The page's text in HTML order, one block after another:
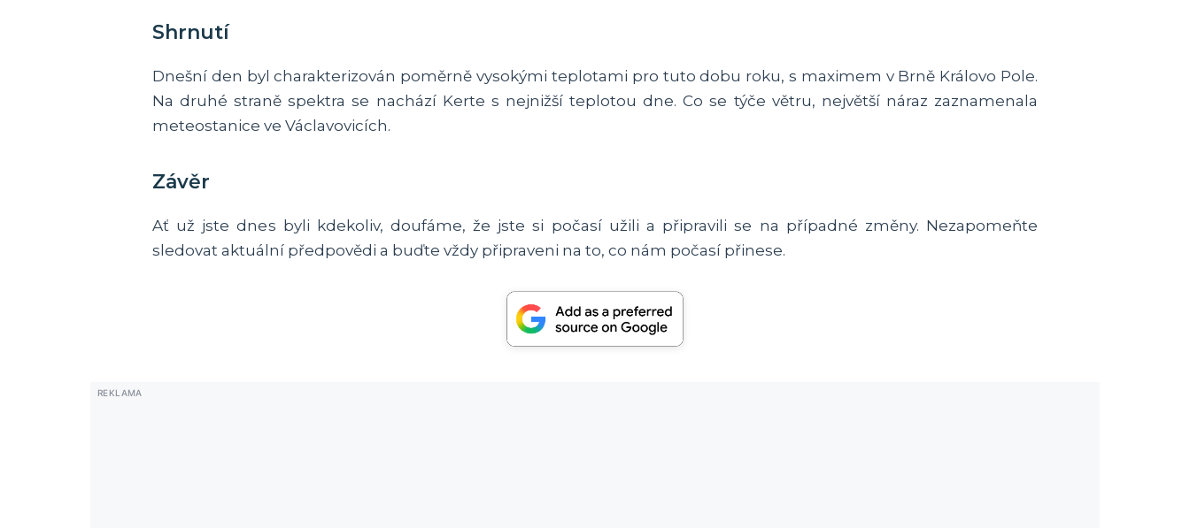
Shrnutí
Dnešní den byl charakterizován poměrně vysokými teplotami pro tuto dobu roku, s maximem v Brně Královo Pole.
Na druhé straně spektra se nachází Kerte s nejnižší teplotou dne. Co se týče větru, největší náraz zaznamenala
meteostanice ve Václavovicích.
Závěr
Ať už jste dnes byli kdekoliv, doufáme, že jste si počasí užili a připravili se na případné změny. Nezapomeňte
sledovat aktuální předpovědi a buďte vždy připraveni na to, co nám počasí přinese.